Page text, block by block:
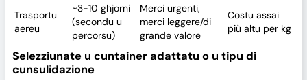
Trasportu
aereu
~3-10 ghjorni
(secondu u
percorsu)
Merci urgenti,
merci leggere/di
grande valore
Costu assai
più altu per kg
Selezziunate u cuntainer adattatu o u tipu di
cunsulidazione